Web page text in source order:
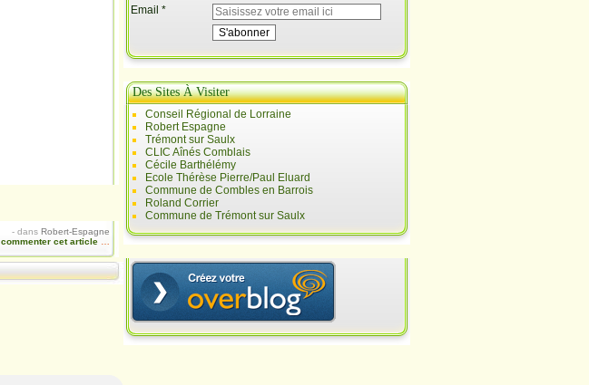
- dans Robert-Espagne
commenter cet article
Email
Des Sites À Visiter
Conseil Régional de Lorraine
Robert Espagne
Trémont sur Saulx
CLIC Aînés Comblais
Cécile Barthélémy
Ecole Thérèse Pierre/Paul Eluard
Commune de Combles en Barrois
Roland Corrier
Commune de Trémont sur Saulx